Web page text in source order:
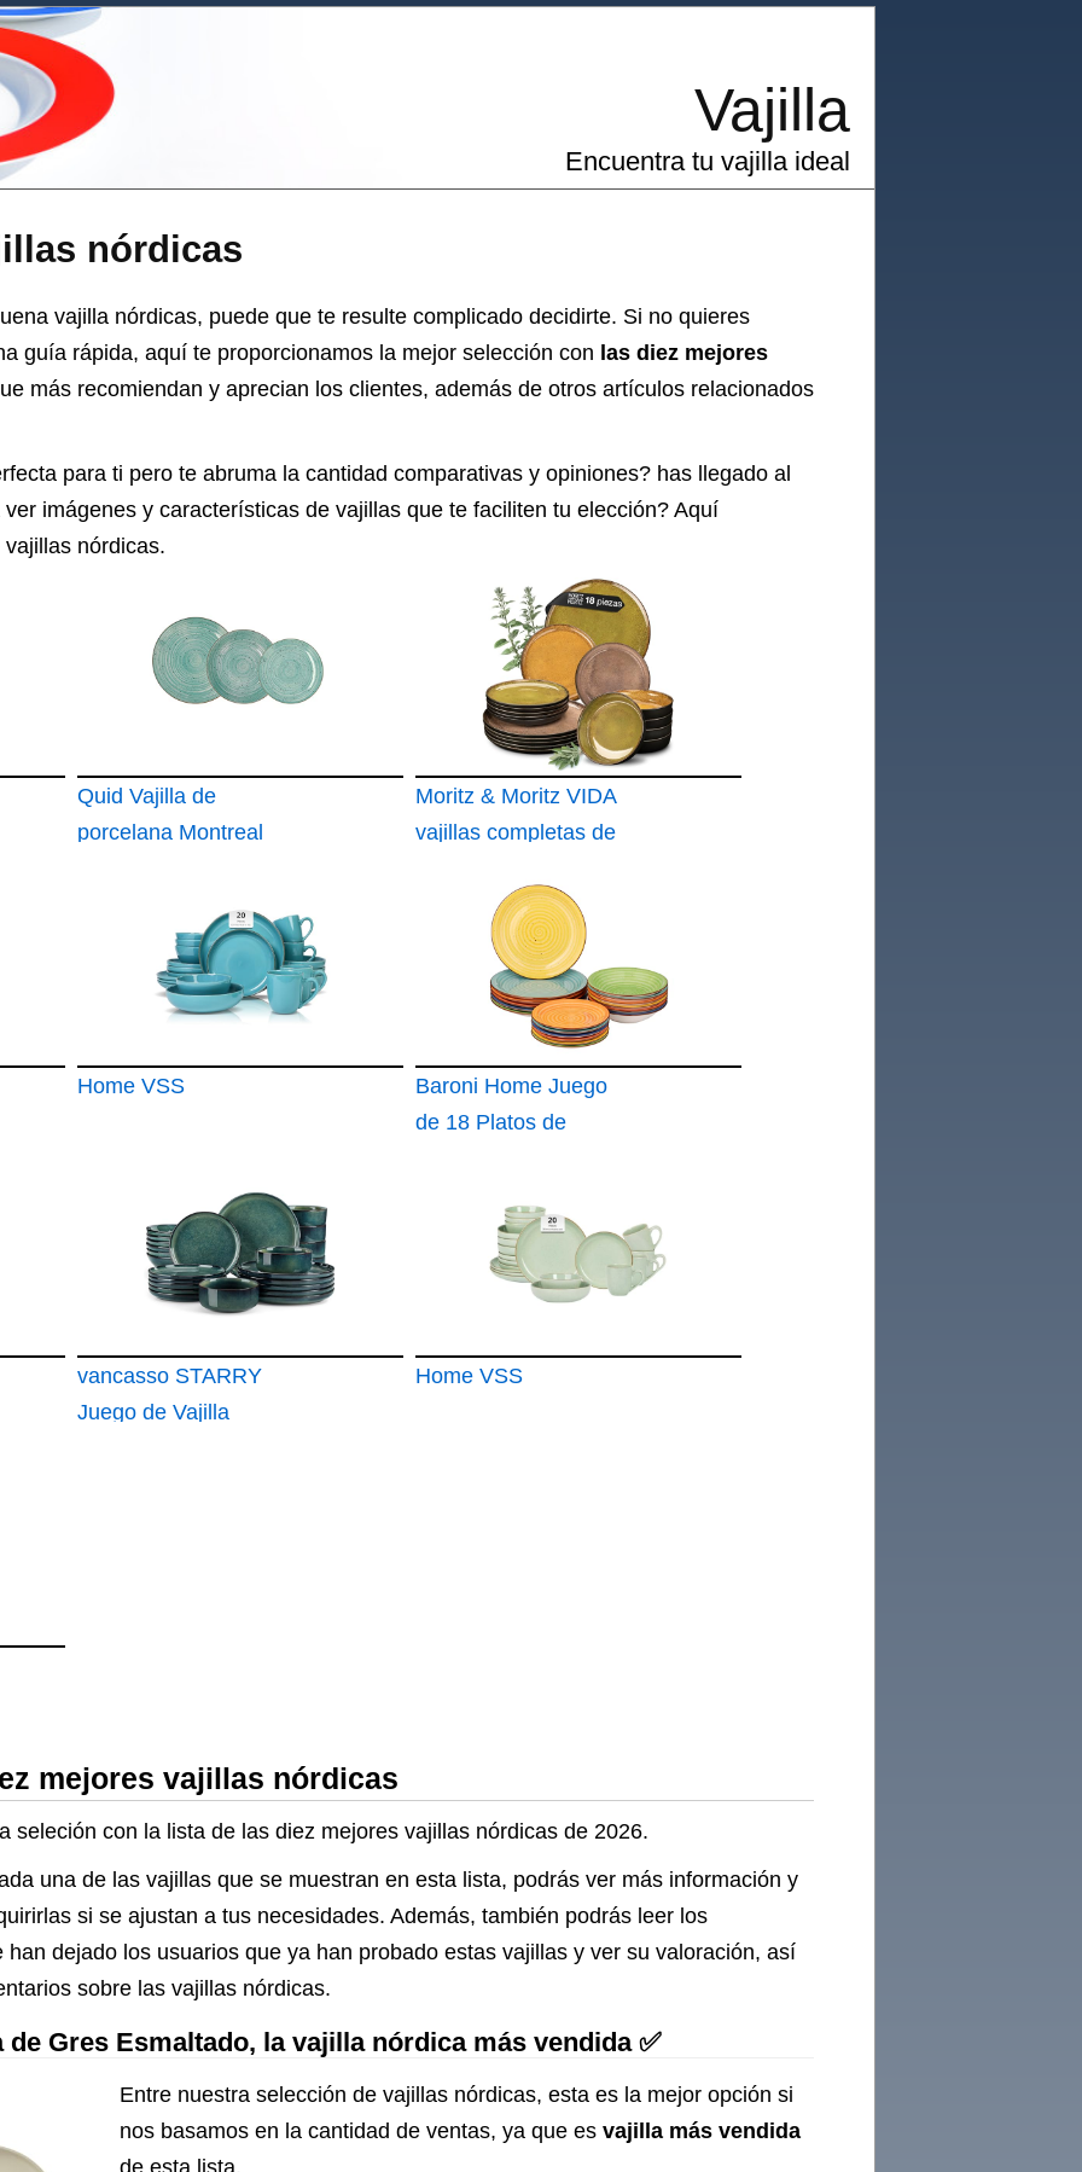
nórdicas
Vajilla
Encuentra tu vajilla ideal
vajilla nórdicas, puede que te resulte complicado decidirte. Si no quieres
guía rápida, aquí te proporcionamos la mejor selección con las diez mejores
más recomiendan y aprecian los clientes, además de otros artículos relacionados
para ti pero te abruma la cantidad comparativas y opiniones? has llegado al
imágenes y características de vajillas que te faciliten tu elección? Aquí
vajillas nórdicas.
Quid Vajilla de
porcelana Montreal
Moritz & Moritz VIDA
vajillas completas de
vajilla en tonos
vintage de amarillo
Home VSS
Baroni Home Juego
de 18 Platos de
vancasso STARRY
Juego de Vajilla
Home VSS
mejores vajillas nórdicas
seleción con la lista de las diez mejores vajillas nórdicas de 2026.
una de las vajillas que se muestran en esta lista, podrás ver más información y
si se ajustan a tus necesidades. Además, también podrás leer los
dejado los usuarios que ya han probado estas vajillas y ver su valoración, así
sobre las vajillas nórdicas.
Gres Esmaltado, la vajilla nórdica más vendida ✅
Entre nuestra selección de vajillas nórdicas, esta es la mejor opción si
nos basamos en la cantidad de ventas, ya que es vajilla más vendida
de esta lista.